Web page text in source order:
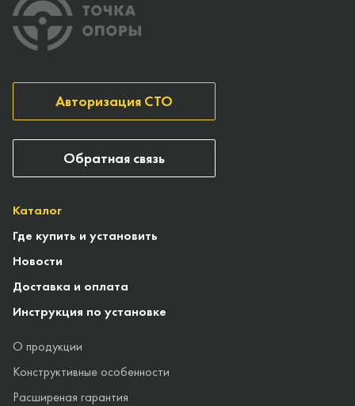
Каталог
Где купить и установить
Новости
Доставка и оплата
Инструкция по установке
О продукции
Конструктивные особенности
Расширеная гарантия
Авторизация СТО
Обратная связь